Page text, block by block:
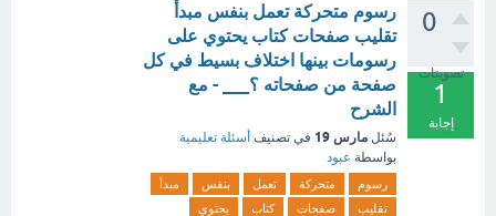
0
تصويتات
1
إجابة
رسوم متحركة تعمل بنفس مبدأ
تقليب صفحات كتاب يحتوي على
رسومات بينها اختلاف بسيط في كل
صفحة من صفحاته ؟___ - مع
الشرح
سُئل مارس 19 في تصنيف أسئلة تعليمية
بواسطة عبود
رسوم متحركة تعمل بنفس
مبدأ
تقليب
صفحات كتاب
يحتوي